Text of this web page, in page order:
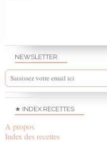
NEWSLETTER
★ INDEX RECETTES
A propos
Index des recettes